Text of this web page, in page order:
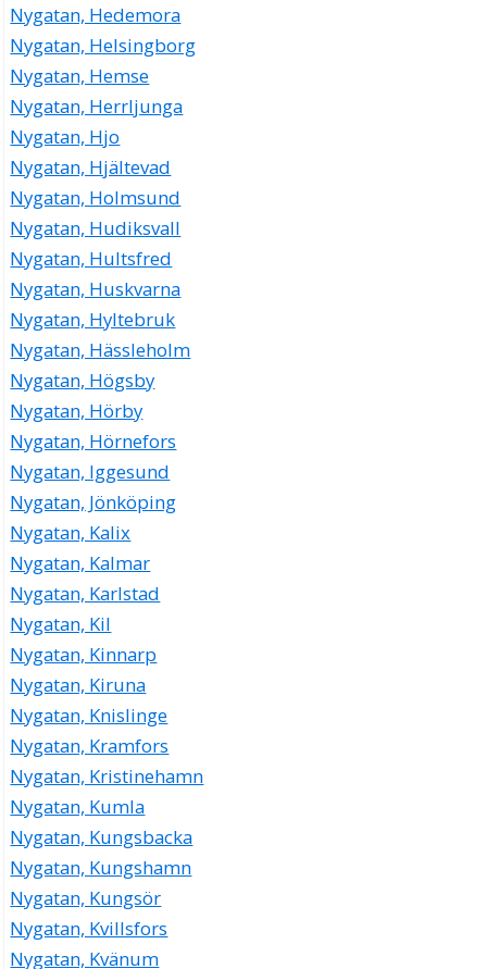
Nygatan, Hedemora
Nygatan, Helsingborg
Nygatan, Hemse
Nygatan, Herrljunga
Nygatan, Hjo
Nygatan, Hjältevad
Nygatan, Holmsund
Nygatan, Hudiksvall
Nygatan, Hultsfred
Nygatan, Huskvarna
Nygatan, Hyltebruk
Nygatan, Hässleholm
Nygatan, Högsby
Nygatan, Hörby
Nygatan, Hörnefors
Nygatan, Iggesund
Nygatan, Jönköping
Nygatan, Kalix
Nygatan, Kalmar
Nygatan, Karlstad
Nygatan, Kil
Nygatan, Kinnarp
Nygatan, Kiruna
Nygatan, Knislinge
Nygatan, Kramfors
Nygatan, Kristinehamn
Nygatan, Kumla
Nygatan, Kungsbacka
Nygatan, Kungshamn
Nygatan, Kungsör
Nygatan, Kvillsfors
Nygatan, Kvänum